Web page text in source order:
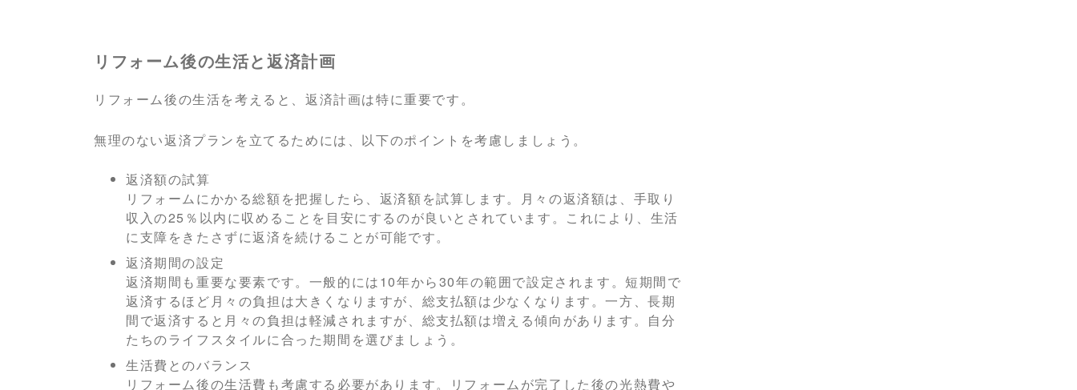
リフォーム後の生活と返済計画
リフォーム後の生活を考えると、返済計画は特に重要です。
無理のない返済プランを立てるためには、以下のポイントを考慮しましょう。
返済額の試算
リフォームにかかる総額を把握したら、返済額を試算します。月々の返済額は、手取り
収入の25％以内に収めることを目安にするのが良いとされています。これにより、生活
に支障をきたさずに返済を続けることが可能です。
返済期間の設定
返済期間も重要な要素です。一般的には10年から30年の範囲で設定されます。短期間で
返済するほど月々の負担は大きくなりますが、総支払額は少なくなります。一方、長期
間で返済すると月々の負担は軽減されますが、総支払額は増える傾向があります。自分
たちのライフスタイルに合った期間を選びましょう。
生活費とのバランス
リフォーム後の生活費も考慮する必要があります。リフォームが完了した後の光熱費や